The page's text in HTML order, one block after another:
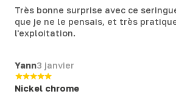
Très bonne surprise avec ce
que je ne le pensais, et très
l'exploitation.
Yann3 janvier
Nickel chrome